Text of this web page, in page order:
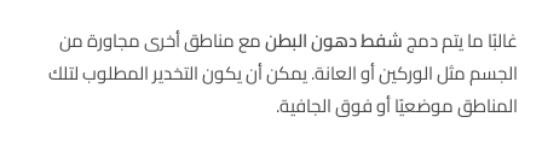
غالبًا ما يتم دمجشفط دهون البطنمع مناطق أخرى مجاورة من
الجسم مثل الوركين أو العانة. يمكن أن يكون التخدير المطلوب لتلك
المناطق موضعيًا أو فوق الجافية.